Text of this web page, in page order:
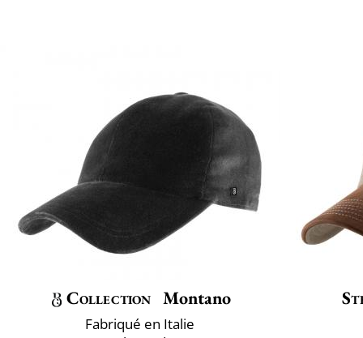
Collection Montano
Fabriqué en Italie